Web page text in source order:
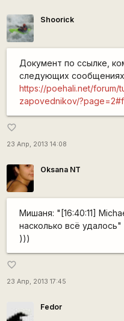
Shoorick
Документ по ссылке,
следующих
https://poehali.net/forum/
zapovednikov/
favorite_border
23 Апр, 2013 14:08
Oksana NT
Мишаня: "[16:40:11]
насколько всё удалось"
)))
favorite_border
23 Апр, 2013 17:45
Fedor